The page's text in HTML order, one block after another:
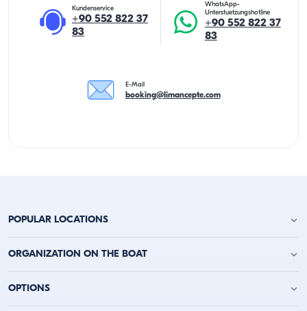
Kundenservice
+90 552 822 37
83
WhatsApp-
Unterstuetzungshotline
+90 552 822 37
83
E-Mail
booking@limancepte.com
POPULAR LOCATIONS
Yachtcharter Antalya
Yachtcharter Kaş
Yachtcharter Kalkan
ORGANIZATION ON THE BOAT
Geburtstagsfeier auf der Jacht
OPTIONS